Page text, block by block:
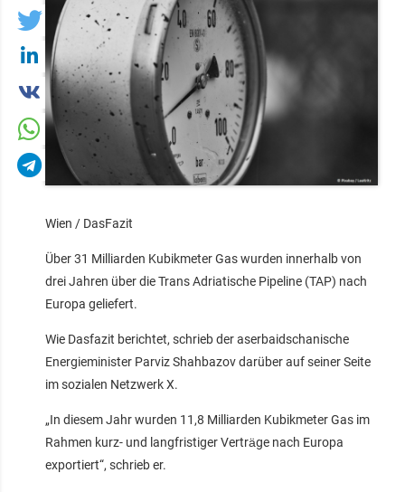
Wien / DasFazit
Über 31 Milliarden Kubikmeter Gas wurden innerhalb von
drei Jahren über die Trans Adriatische Pipeline (TAP) nach
Europa geliefert.
Wie Dasfazit berichtet, schrieb der aserbaidschanische
Energieminister Parviz Shahbazov darüber auf seiner Seite
im sozialen Netzwerk X.
„In diesem Jahr wurden 11,8 Milliarden Kubikmeter Gas im
Rahmen kurz- und langfristiger Verträge nach Europa
exportiert“, schrieb er.